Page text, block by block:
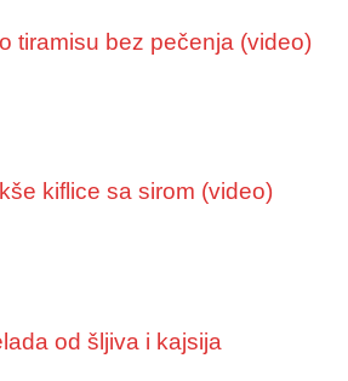
tiramisu bez pečenja (video)
kiflice sa sirom (video)
od šljiva i kajsija